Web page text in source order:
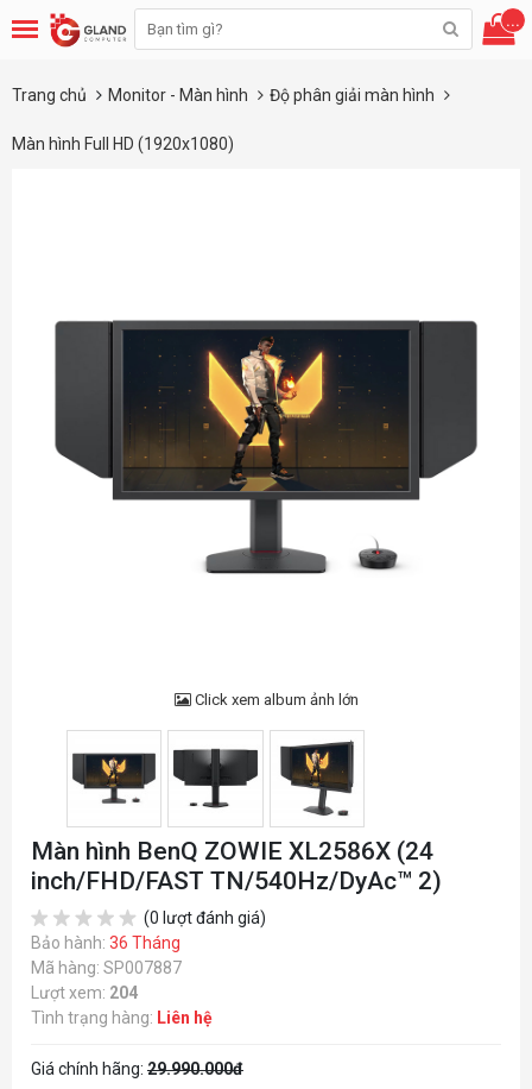
...
Trang chủ Monitor - Màn hình Độ phân giải màn hình
Màn hình Full HD (1920x1080)
Click xem album ảnh lớn
Màn hình BenQ ZOWIE XL2586X (24
inch/FHD/FAST TN/540Hz/DyAc™ 2)
(0 lượt đánh giá)
Bảo hành: 36 Tháng
Mã hàng: SP007887
Lượt xem: 204
Tình trạng hàng: Liên hệ
Giá chính hãng: 29.990.000đ